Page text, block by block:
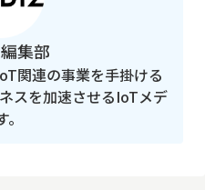
集部
関連の事業を手掛ける
スを加速させるIoTメデ